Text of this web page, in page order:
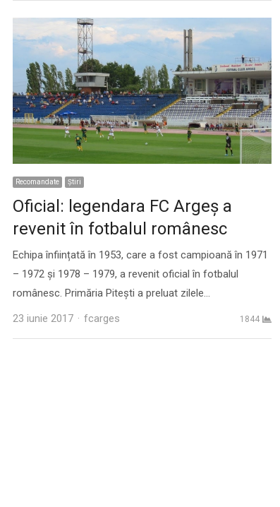
Recomandate Ştiri
Oficial: legendara FC Argeş a
revenit în fotbalul românesc
Echipa înființată în 1953, care a fost campioană în 1971
– 1972 și 1978 – 1979, a revenit oficial în fotbalul
românesc. Primăria Pitești a preluat zilele…
23 iunie 2017
Author
fcarges 1844